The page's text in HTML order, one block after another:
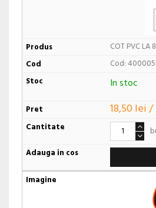
COT PVC LA
Cod:
In stoc
18,50 lei